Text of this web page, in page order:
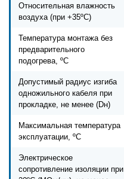
Относительная влажность
воздуха (при +35ºС)
Температура монтажа без
предварительного
подогрева, ºС
Допустимый радиус изгиба
одножильного кабеля при
прокладке, не менее (Dн)
Максимальная температура
эксплуатации, ºС
Электрическое
сопротивление изоляции при